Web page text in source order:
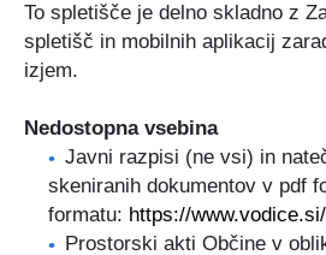
To spletišče je delno skladno z
spletišč in mobilnih aplikacij
izjem.
Nedostopna vsebina
Javni razpisi (ne vsi) in
skeniranih dokumentov v pdf
formatu: https://
Prostorski akti Občine v